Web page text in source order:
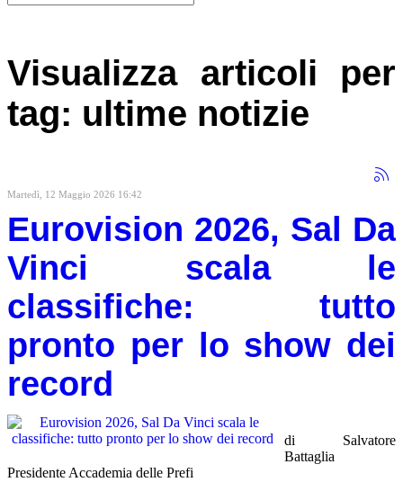
Visualizza articoli per
tag: ultime notizie
Martedì, 12 Maggio 2026 16:42
Eurovision 2026, Sal Da
Vinci scala le
classifiche: tutto
pronto per lo show dei
record
di Salvatore
Battaglia
Presidente Accademia delle Prefi